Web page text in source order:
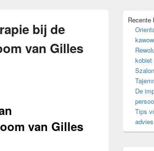
bij de
van Gilles
van Gilles
Recente
kobiet
De
Tips
advies